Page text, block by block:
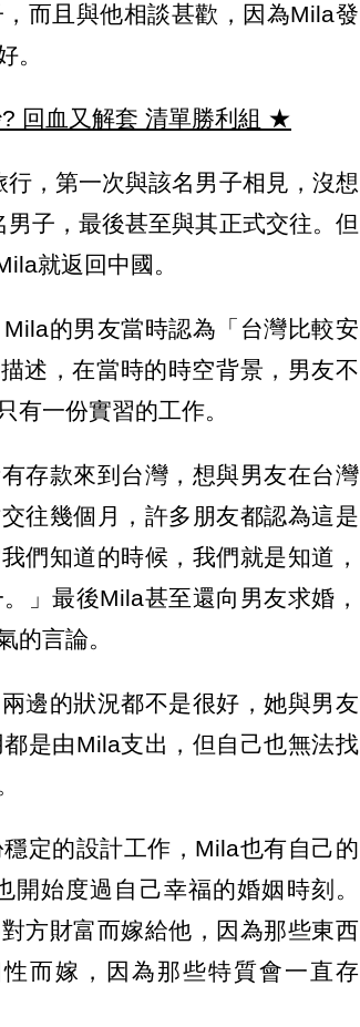
而且與他相談甚歡，因為Mila發
。
回血又解套 清單勝利組 ★
，第一次與該名男子相見，沒想
子，最後甚至與其正式交往。但
就返回中國。
的男友當時認為「台灣比較安
述，在當時的時空背景，男友不
有一份實習的工作。
存款來到台灣，想與男友在台灣
往幾個月，許多朋友都認為這是
們知道的時候，我們就是知道，
」最後Mila甚至還向男友求婚，
的言論。
邊的狀況都不是很好，她與男友
是由Mila支出，但自己也無法找
定的設計工作，Mila也有自己的
始度過自己幸福的婚姻時刻。
方財富而嫁給他，因為那些東西
而嫁，因為那些特質會一直存